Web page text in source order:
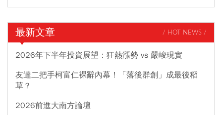
最新文章 / HOT NEWS /
2026年下半年投資展望：狂熱漲勢 vs 嚴峻現實
友達二把手柯富仁裸辭內幕！「落後群創」成最後稻
草？
2026前進大南方論壇